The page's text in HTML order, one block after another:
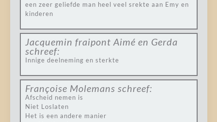
een zeer geliefde man heel veel srekte aan Emy en
kinderen
Jacquemin fraipont Aimé en Gerda
schreef:
Innige deelneming en sterkte
Françoise Molemans schreef:
Afscheid nemen is
Niet Loslaten
Het is een andere manier